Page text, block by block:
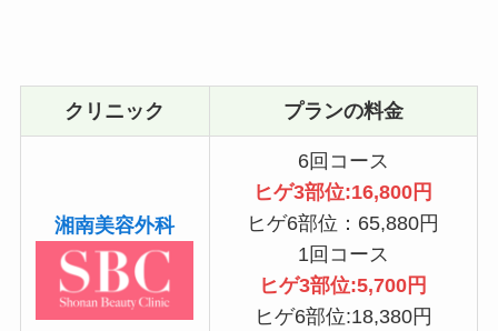
クリニック プランの料金
湘南美容外科
6回コース
ヒゲ3部位:16,800円
ヒゲ6部位：65,880円
1回コース
ヒゲ3部位:5,700円
ヒゲ6部位:18,380円